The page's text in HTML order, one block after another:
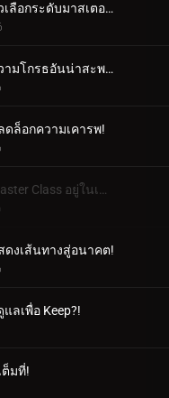
ตอนที่ 16 ตัวเลือกระดับมาสเตอร์คลาส!
ตอนที่ 17 ความโกรธอันน่าสะพรึงกลัว!
ดล็อกความเคารพ!
ดงเส้นทางสู่อนาคต!
ลเพื่อ Keep?!
ต็มที่!